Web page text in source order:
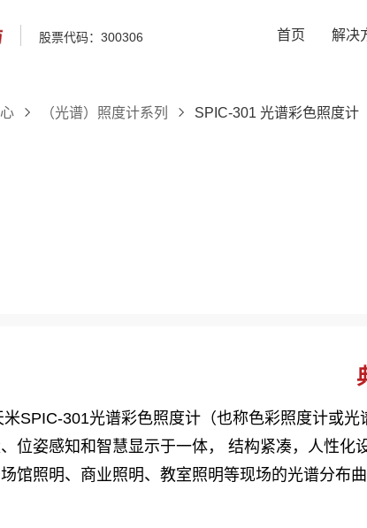
股票代码：300306 首页 解决
（光谱）照度计系列 SPIC-301 光谱彩色照度计
米SPIC-301光谱彩色照度计（也称色彩照度计或
位姿感知和智慧显示于一体， 结构紧凑，人性化
馆照明、商业照明、教室照明等现场的光谱分布